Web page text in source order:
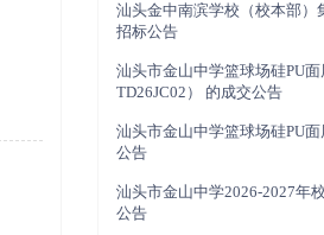
汕头金中南滨学校（校本部）
招标公告
汕头市金山中学篮球场硅PU
TD26JC02） 的成交公告
汕头市金山中学篮球场硅PU
公告
汕头市金山中学2026-2027年
公告